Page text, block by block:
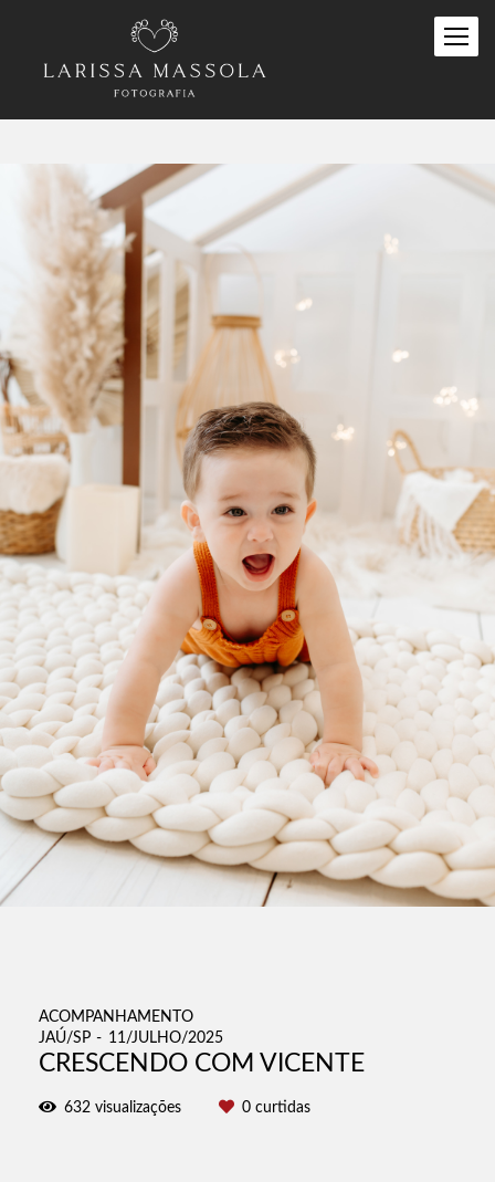
ACOMPANHAMENTO
JAÚ/SP
11/JULHO/2025
CRESCENDO COM VICENTE
632 visualizações 0 curtidas